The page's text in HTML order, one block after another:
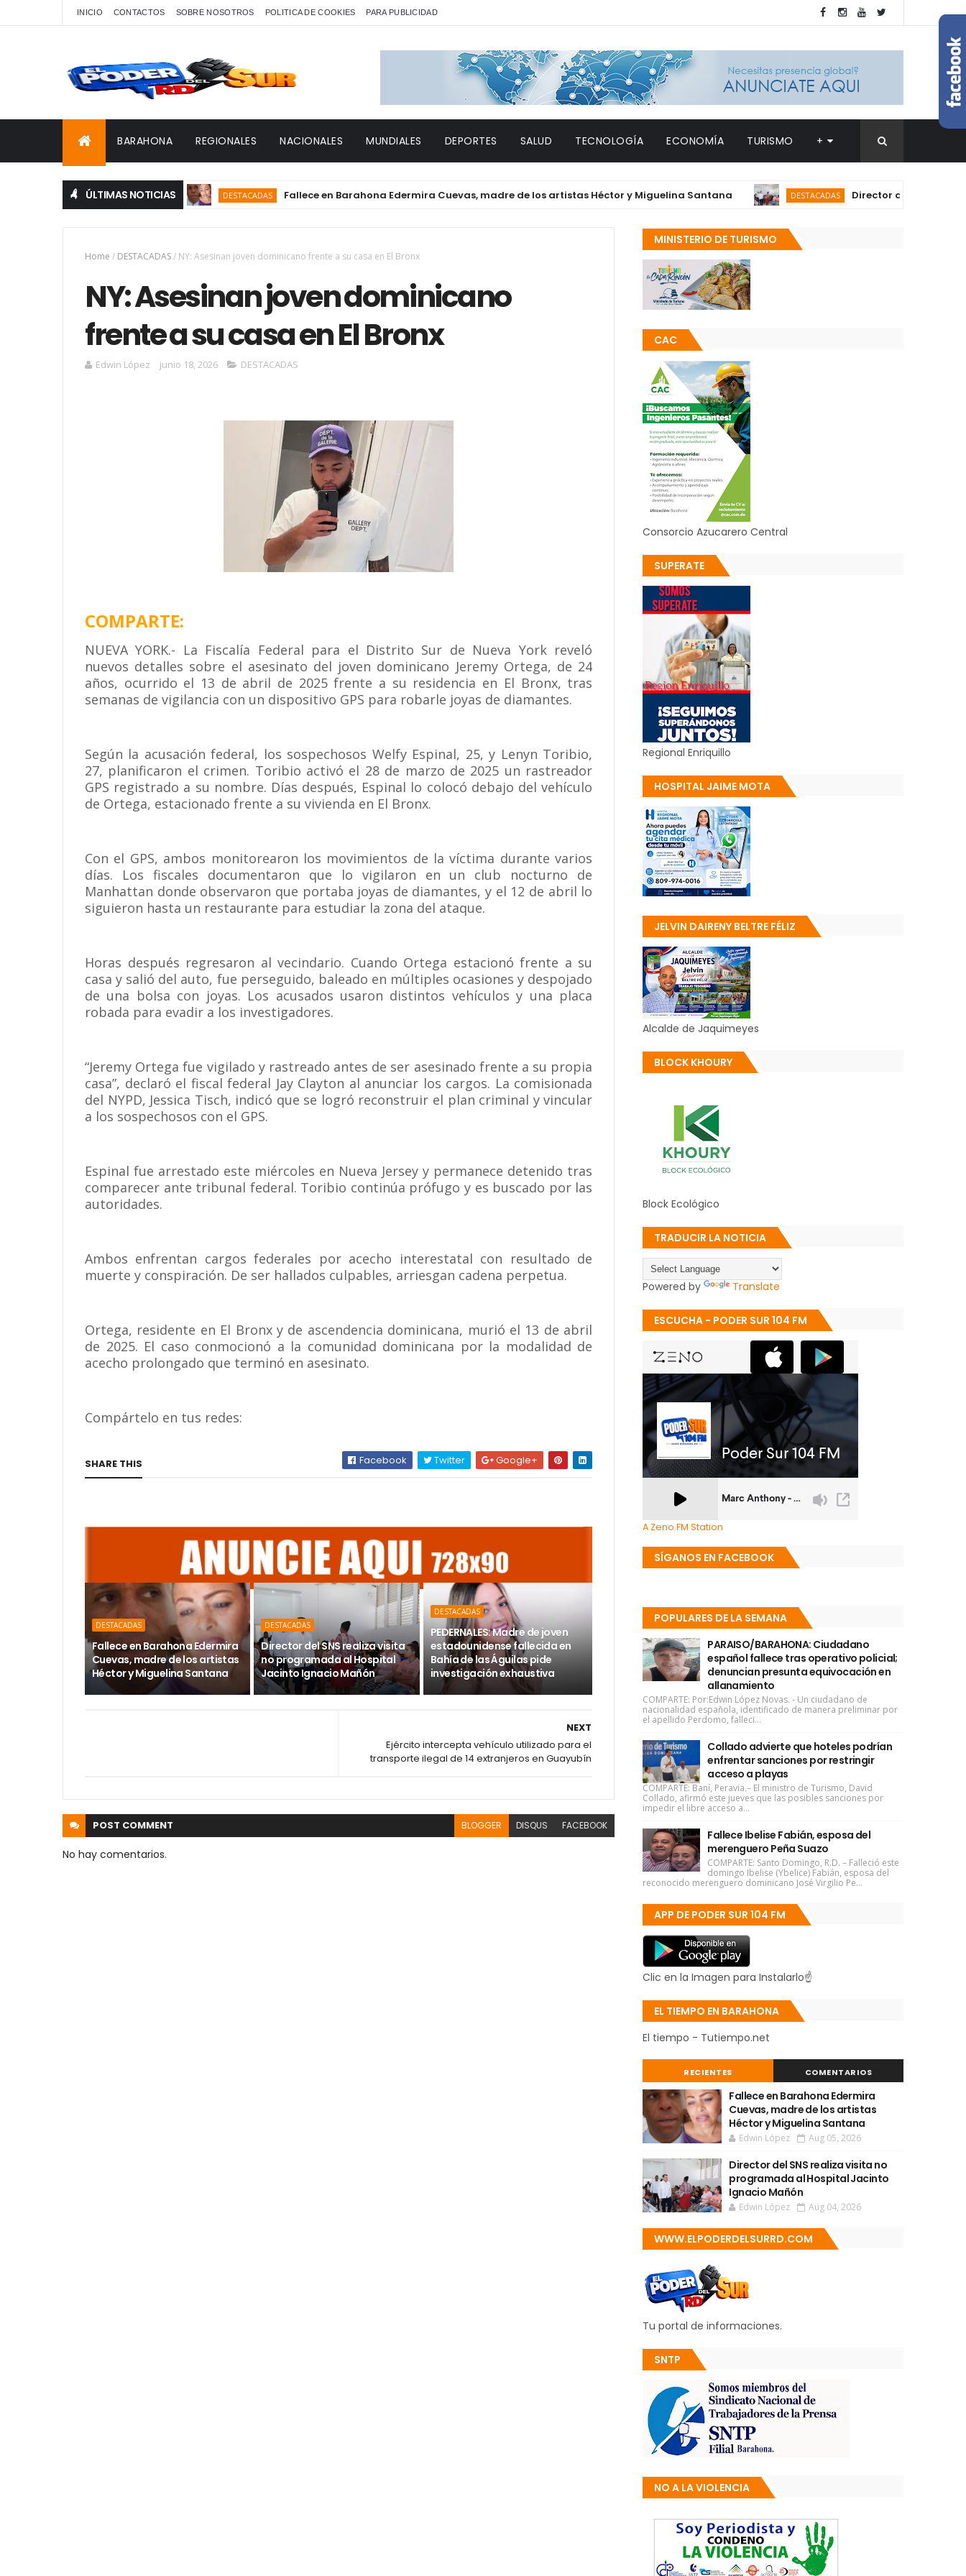
INICIO CONTACTOS SOBRE NOSOTROS POLITICA DE COOKIES PARA PUBLICIDAD
BARAHONA REGIONALES NACIONALES MUNDIALES DEPORTES SALUD TECNOLOGÍA ECONOMÍA TURISMO +
ÚLTIMAS NOTICIAS DESTACADAS Fallece en Barahona Edermira Cuevas, madre de los artistas Héctor y Miguelina Santana DESTACADAS Director del SNS realiza
Home / DESTACADAS/ NY: Asesinan joven dominicano frente a su casa en El Bronx
NY: Asesinan joven dominicano
frente a su casa en El Bronx
Edwin López junio 18, 2026 DESTACADAS
COMPARTE:
NUEVA YORK.- La Fiscalía Federal para el Distrito Sur de Nueva York reveló
nuevos detalles sobre el asesinato del joven dominicano Jeremy Ortega, de 24
años, ocurrido el 13 de abril de 2025 frente a su residencia en El Bronx, tras
semanas de vigilancia con un dispositivo GPS para robarle joyas de diamantes.
Según la acusación federal, los sospechosos Welfy Espinal, 25, y Lenyn Toribio,
27, planificaron el crimen. Toribio activó el 28 de marzo de 2025 un rastreador
GPS registrado a su nombre. Días después, Espinal lo colocó debajo del vehículo
de Ortega, estacionado frente a su vivienda en El Bronx.
Con el GPS, ambos monitorearon los movimientos de la víctima durante varios
días. Los fiscales documentaron que lo vigilaron en un club nocturno de
Manhattan donde observaron que portaba joyas de diamantes, y el 12 de abril lo
siguieron hasta un restaurante para estudiar la zona del ataque.
Horas después regresaron al vecindario. Cuando Ortega estacionó frente a su
casa y salió del auto, fue perseguido, baleado en múltiples ocasiones y despojado
de una bolsa con joyas. Los acusados usaron distintos vehículos y una placa
robada para evadir a los investigadores.
“Jeremy Ortega fue vigilado y rastreado antes de ser asesinado frente a su propia
casa”, declaró el fiscal federal Jay Clayton al anunciar los cargos. La comisionada
del NYPD, Jessica Tisch, indicó que se logró reconstruir el plan criminal y vincular
a los sospechosos con el GPS.
Espinal fue arrestado este miércoles en Nueva Jersey y permanece detenido tras
comparecer ante tribunal federal. Toribio continúa prófugo y es buscado por las
autoridades.
Ambos enfrentan cargos federales por acecho interestatal con resultado de
muerte y conspiración. De ser hallados culpables, arriesgan cadena perpetua.
Ortega, residente en El Bronx y de ascendencia dominicana, murió el 13 de abril
de 2025. El caso conmocionó a la comunidad dominicana por la modalidad de
acecho prolongado que terminó en asesinato.
Compártelo en tus redes:
SHARE THIS Facebook Twitter Google+
DESTACADAS
Fallece en Barahona Edermira
Cuevas, madre de los artistas
Héctor y Miguelina Santana
DESTACADAS
Director del SNS realiza visita
no programada al Hospital
Jacinto Ignacio Mañón
DESTACADAS
PEDERNALES: Madre de joven
estadounidense fallecida en
Bahía de las Águilas pide
investigación exhaustiva
NEXT
Ejército intercepta vehículo utilizado para el
transporte ilegal de 14 extranjeros en Guayubín
POST COMMENT BLOGGER DISQUS FACEBOOK
No hay comentarios.
MINISTERIO DE TURISMO
CAC
Consorcio Azucarero Central
SUPERATE
Regional Enriquillo
HOSPITAL JAIME MOTA
JELVIN DAIRENY BELTRE FÉLIZ
Alcalde de Jaquimeyes
BLOCK KHOURY
Block Ecológico
TRADUCIR LA NOTICIA
Powered by Translate
ESCUCHA - PODER SUR 104 FM
A Zeno.FM Station
SÍGANOS EN FACEBOOK
POPULARES DE LA SEMANA
PARAISO/BARAHONA: Ciudadano
español fallece tras operativo policial;
denuncian presunta equivocación en
allanamiento
COMPARTE: Por:Edwin López Novas. - Un ciudadano de
nacionalidad española, identificado de manera preliminar por
el apellido Perdomo, falleci...
Collado advierte que hoteles podrían
enfrentar sanciones por restringir
acceso a playas
COMPARTE: Baní, Peravia.– El ministro de Turismo, David
Collado, afirmó este jueves que las posibles sanciones por
impedir el libre acceso a...
Fallece Ibelise Fabián, esposa del
merenguero Peña Suazo
COMPARTE: Santo Domingo, R.D. – Falleció este
domingo Ibelise (Ybelice) Fabián, esposa del
reconocido merenguero dominicano José Virgilio Pe...
APP DE PODER SUR 104 FM
Clic en la Imagen para Instalarlo☝
EL TIEMPO EN BARAHONA
El tiempo - Tutiempo.net
RECIENTES COMENTARIOS
Fallece en Barahona Edermira
Cuevas, madre de los artistas
Héctor y Miguelina Santana
Edwin López Aug 05, 2026
Director del SNS realiza visita no
programada al Hospital Jacinto
Ignacio Mañón
Edwin López Aug 04, 2026
WWW.ELPODERDELSURRD.COM
Tu portal de informaciones.
SNTP
NO A LA VIOLENCIA